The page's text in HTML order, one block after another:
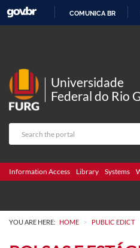
COMUNICA BR
Universidade
Federal do Rio
Information Access Library Systems
YOU ARE HERE: HOME > PUBLIC EDICT